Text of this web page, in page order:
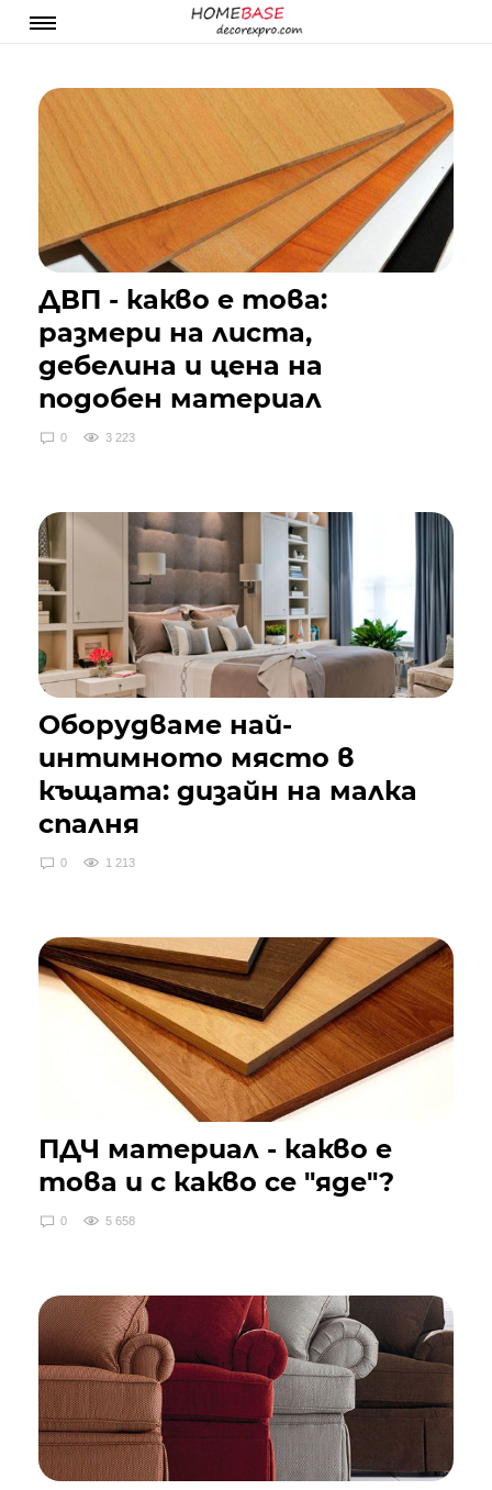
ДВП - какво е това:
размери на листа,
дебелина и цена на
подобен материал
0 3 223
Оборудваме най-
интимното място в
къщата: дизайн на малка
спалня
0 1 213
ПДЧ материал - какво е
това и с какво се "яде"?
0 5 658